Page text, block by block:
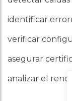
identificar
verificar
asegurar
analizar el